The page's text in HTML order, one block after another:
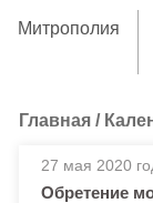
Митрополия
Главная /
27 мая 2020
Обретение